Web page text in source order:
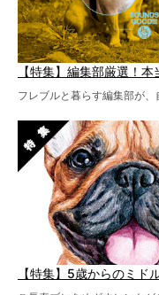
【特集】編集部厳選！
フレブルと暮らす編集部が
【特集】5歳からのミド